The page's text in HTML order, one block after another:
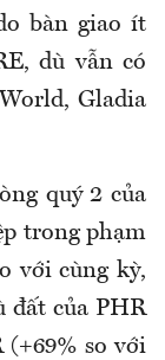
bàn giao ít
dù vẫn có
Gladia
quý 2 của
trong phạm
với cùng kỳ,
đất của PHR
(+69% so với